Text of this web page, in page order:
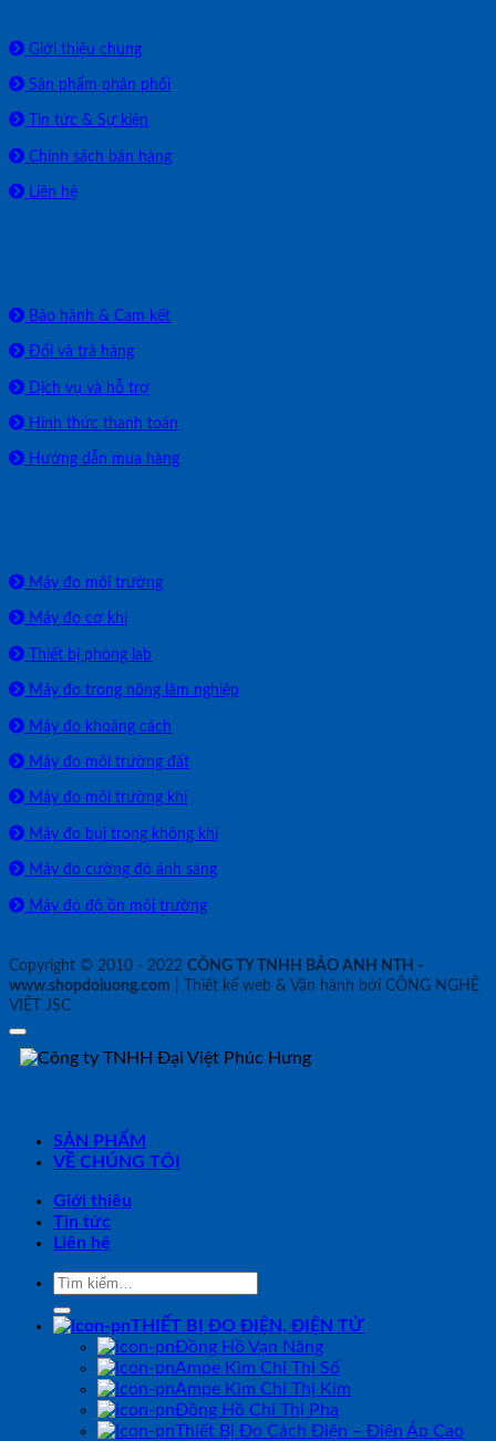
Giới thiệu chung
Sản phẩm phân phối
Tin tức & Sự kiện
Chính sách bán hàng
Liên hệ
Bảo hành & Cam kết
Đổi và trả hàng
Dịch vụ và hỗ trợ
Hình thức thanh toán
Hướng dẫn mua hàng
Máy đo môi trường
Máy đo cơ khí
Thiết bị phòng lab
Máy đo trong nông lâm nghiệp
Máy đo khoảng cách
Máy đo môi trường đất
Máy đo môi trường khí
Máy đo bụi trong không khí
Máy đo cường độ ánh sáng
Máy đo độ ồn môi trường
Copyright © 2010 - 2022 CÔNG TY TNHH BẢO ANH NTH -
www.shopdoluong.com | Thiết kế web & Vận hành bởi CÔNG NGHỆ
VIỆT JSC
SẢN PHẨM
VỀ CHÚNG TÔI
Giới thiệu
Tin tức
Liên hệ
Tìm
kiếm:
THIẾT BỊ ĐO ĐIỆN, ĐIỆN TỬ
Đồng Hồ Vạn Năng
Ampe Kìm Chỉ Thị Số
Ampe Kìm Chỉ Thị Kim
Đồng Hồ Chỉ Thị Pha
Thiết Bị Đo Cách Điện – Điện Áp Cao